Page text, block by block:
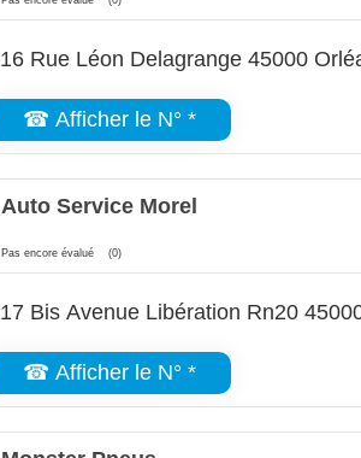
16 Rue Léon Delagrange 45000
☎ Afficher le N° *
Auto Service Morel
Pas encore évalué (0)
17 Bis Avenue Libération Rn20
☎ Afficher le N° *